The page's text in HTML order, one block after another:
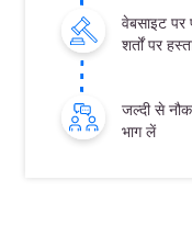
वेबसाइट पर
शर्तों पर
जल्दी से
भाग लें